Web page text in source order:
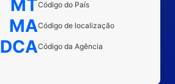
MTCódigo do País
MACódigo de localização
DCACódigo da Agência